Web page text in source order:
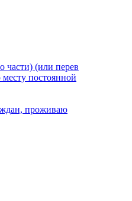
части) (или перев
постоянной
проживаю